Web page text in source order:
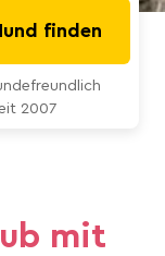
finden
2007
mit